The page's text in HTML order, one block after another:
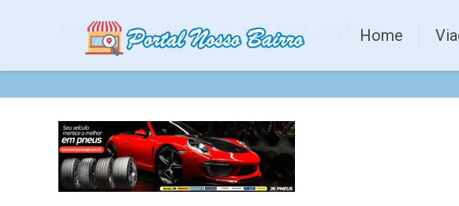
Home
Pneus para Porsche em Alphaville SP